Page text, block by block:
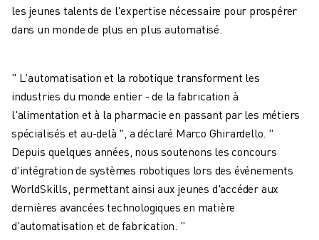
RECHERCHE DE ROBOSHOT
ROBOSHOT MACHINES DE MOULAGE PAR INJECTION ÉLECTRIQUES
DURABILITÉ DU ROBOSHOT
ROBOSHOT ENSEMBLE DE ROBOTS
ROBOSHOT MAINTENANCE PRÉVENTIVE
COÛT TOTAL D'UNE ROBOSHOT
MACHINES D'ÉLECTROÉROSION PAR FIL
ROBOCUT MACHINES D'ÉLECTROÉROSION À FIL
ROBOCUT MATÉRIEL
LOGICIEL ROBOCUT
ROBOCUT MAINTENANCE PRÉVENTIVE
les jeunes talents de l'expertise nécessaire pour prospérer
dans un monde de plus en plus automatisé.
" L'automatisation et la robotique transforment les
industries du monde entier - de la fabrication à
l'alimentation et à la pharmacie en passant par les métiers
spécialisés et au-delà ", a déclaré Marco Ghirardello. "
Depuis quelques années, nous soutenons les concours
d'intégration de systèmes robotiques lors des événements
WorldSkills, permettant ainsi aux jeunes d'accéder aux
dernières avancées technologiques en matière
d'automatisation et de fabrication. "